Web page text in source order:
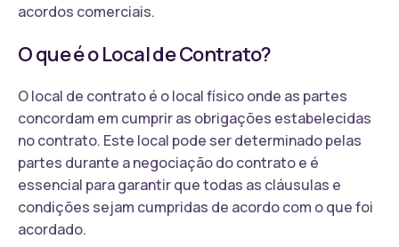
acordos comerciais.
O que é o Local de Contrato?
O local de contrato é o local físico onde as partes
concordam em cumprir as obrigações estabelecidas
no contrato. Este local pode ser determinado pelas
partes durante a negociação do contrato e é
essencial para garantir que todas as cláusulas e
condições sejam cumpridas de acordo com o que foi
acordado.